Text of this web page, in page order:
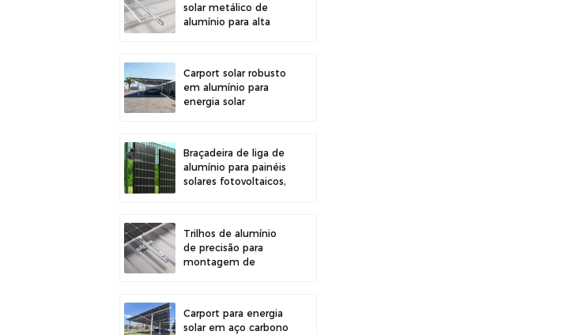
solar metálico de
alumínio para alta
Carport solar robusto
em alumínio para
energia solar
Braçadeira de liga de
alumínio para painéis
solares fotovoltaicos,
Trilhos de alumínio
de precisão para
montagem de
estabilidade.
Carport para energia
solar em aço carbono